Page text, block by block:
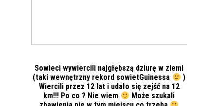
Sowieci wywiercili najgłębszą dziurę w ziemi
(taki wewnętrzny rekord sowietGuinessa
)
Wiercili przez 12 lat i udało się zejść na 12
km!!! Po co ? Nie wiem
Może szukali